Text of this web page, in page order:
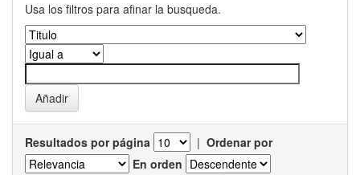
Usa los filtros para afinar la busqueda.
Resultados por página | Ordenar por
En orden